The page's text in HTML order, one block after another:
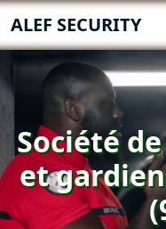
ALEF SECURITY
Société
et